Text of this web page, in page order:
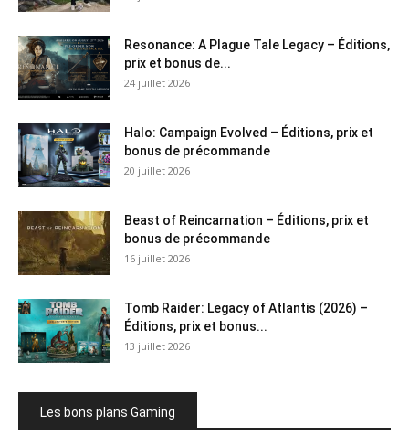
Resonance: A Plague Tale Legacy – Éditions,
prix et bonus de...
24 juillet 2026
Halo: Campaign Evolved – Éditions, prix et
bonus de précommande
20 juillet 2026
Beast of Reincarnation – Éditions, prix et
bonus de précommande
16 juillet 2026
Tomb Raider: Legacy of Atlantis (2026) –
Éditions, prix et bonus...
13 juillet 2026
Les bons plans Gaming